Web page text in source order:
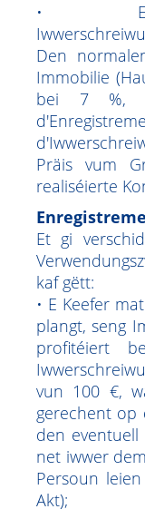
•
Den
Immobilie
bei 7 %,
Präis vum
realiséierte
Et gi
kaf gëtt:
• E Keefer
plangt, seng
profitéiert
vun 100 €,
gerechent op
den eventuell
net iwwer
Persoun
Akt);